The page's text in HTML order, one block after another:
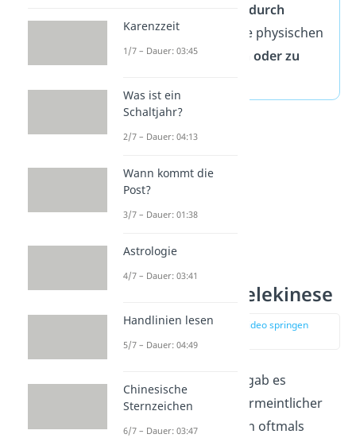
Gegenstände allein durch
Gedankenkraft
ohne physischen
Kontaktzu bewegen oder zu
Beispiele für Telekinese
zur Stelle im Video springen
In der Vergangenheit gab es
zahlreiche Fälle von vermeintlicher
Telekinese. Sie konnten oftmals
Karenzzeit
1/7 – Dauer: 03:45
Was ist ein
Schaltjahr?
2/7 – Dauer: 04:13
Wann kommt die
Post?
3/7 – Dauer: 01:38
Astrologie
4/7 – Dauer: 03:41
Handlinien lesen
5/7 – Dauer: 04:49
Chinesische
Sternzeichen
6/7 – Dauer: 03:47